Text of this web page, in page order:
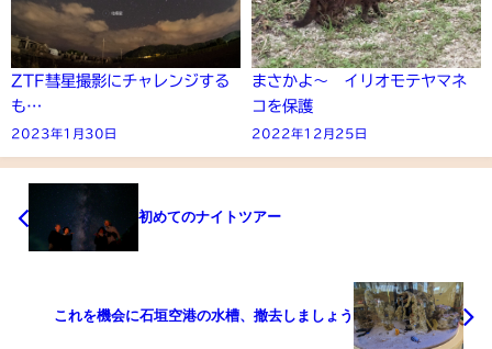
ZTF彗星撮影にチャレンジする
も…
2023年1月30日
まさかよ～ イリオモテヤマネ
コを保護
2022年12月25日
初めてのナイトツアー
これを機会に石垣空港の水槽、撤去しましょう